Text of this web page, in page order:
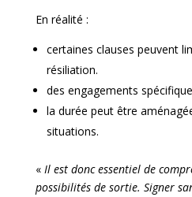
En réalité :
certaines clauses peuvent
résiliation.
des engagements
la durée peut être
situations.
« Il est donc essentiel de
possibilités de sortie. Signer